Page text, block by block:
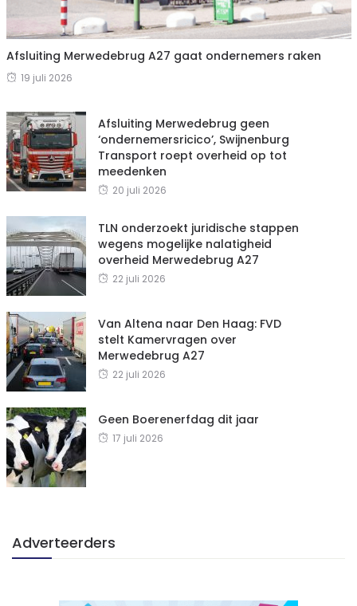
Afsluiting Merwedebrug A27 gaat ondernemers raken
19 juli 2026
Afsluiting Merwedebrug geen
‘ondernemersricico’, Swijnenburg
Transport roept overheid op tot
meedenken
20 juli 2026
TLN onderzoekt juridische stappen
wegens mogelijke nalatigheid
overheid Merwedebrug A27
22 juli 2026
Van Altena naar Den Haag: FVD
stelt Kamervragen over
Merwedebrug A27
22 juli 2026
Geen Boerenerfdag dit jaar
17 juli 2026
Adverteerders